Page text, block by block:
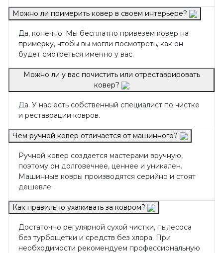
Можно ли примерить ковер в своем интерьере?
Да, конечно. Мы бесплатно привезем ковер на
примерку, чтобы вы могли посмотреть, как он
будет смотреться именно у вас.
Можно ли у вас почистить или отреставрировать
ковер?
Да. У нас есть собственный специалист по чистке
и реставрации ковров.
Чем ручной ковер отличается от машинного?
Ручной ковер создается мастерами вручную,
поэтому он долговечнее, ценнее и уникален.
Машинные ковры производятся серийно и стоят
дешевле.
Как правильно ухаживать за ковром?
Достаточно регулярной сухой чистки, пылесоса
без турбощетки и средств без хлора. При
необходимости рекомендуем профессиональную